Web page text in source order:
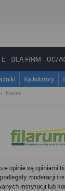
DLA FIRM OC/
Kalkulatory
» filarum
opinie są opiniami
moderacji
instytucji lub